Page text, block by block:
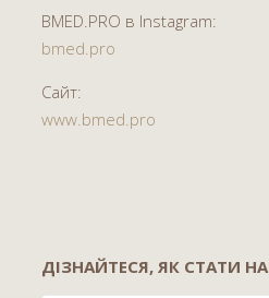
BMED.PRO в Instagram:
bmed.pro
Сайт:
www.bmed.pro
ДІЗНАЙТЕСЯ, ЯК СТАТИ